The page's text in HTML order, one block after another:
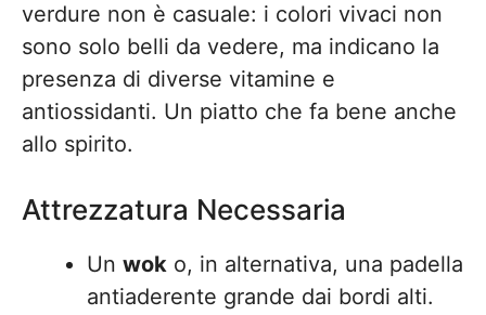
verdure non è casuale: i colori vivaci non
sono solo belli da vedere, ma indicano la
presenza di diverse vitamine e
antiossidanti. Un piatto che fa bene anche
allo spirito.
Attrezzatura Necessaria
Un wok o, in alternativa, una padella
antiaderente grande dai bordi alti.